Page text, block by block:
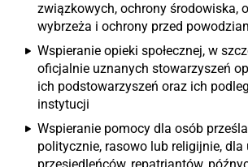
związkowych, ochrony środowiska,
wybrzeża i ochrony przed
Wspieranie opieki społecznej, w
oficjalnie uznanych stowarzyszeń
ich podstowarzyszeń oraz ich
instytucji
Wspieranie pomocy dla osób
politycznie, rasowo lub religijnie, dla